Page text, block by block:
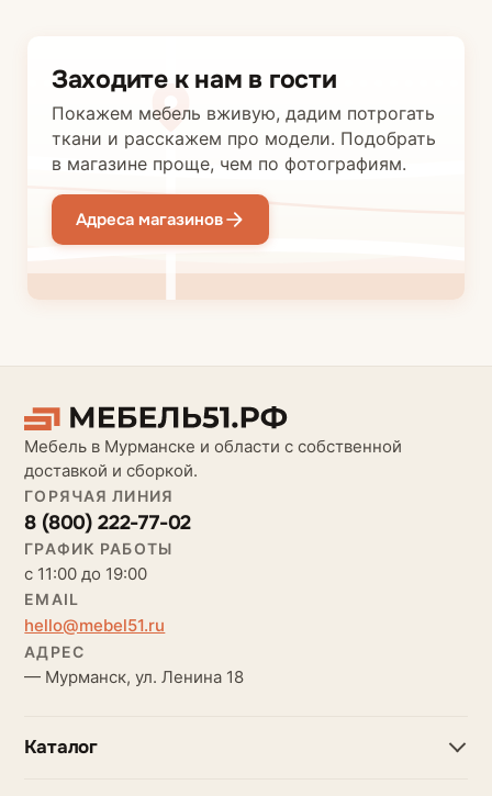
Заходите к нам в гости
Покажем мебель вживую, дадим потрогать
ткани и расскажем про модели. Подобрать
в магазине проще, чем по фотографиям.
Адреса магазинов
Мебель в Мурманске и области с собственной
доставкой и сборкой.
ГОРЯЧАЯ ЛИНИЯ
8 (800) 222-77-02
ГРАФИК РАБОТЫ
с 11:00 до 19:00
EMAIL
hello@mebel51.ru
АДРЕС
— Мурманск, ул. Ленина 18
Каталог